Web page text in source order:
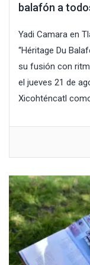
balafón a
Yadi Camara en
“Héritage Du
su fusión con
el jueves 21 de
Xicohténcatl